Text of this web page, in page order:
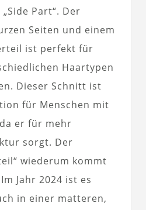
Part“. Der
Seiten und einem
ist perfekt für
Haartypen
Dieser Schnitt ist
für Menschen mit
er für mehr
sorgt. Der
wiederum kommt
Jahr 2024 ist es
in einer matteren,